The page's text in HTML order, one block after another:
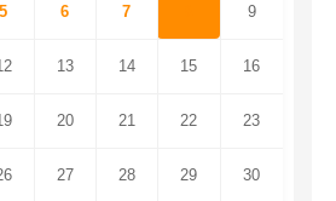
5 6 7 9
13 14 15 16
20 21 22 23
27 28 29 30